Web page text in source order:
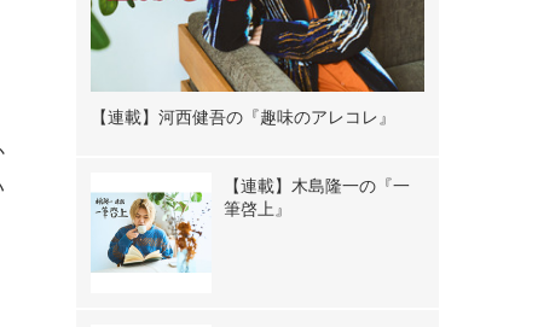
【連載】河西健吾の『趣味のアレコレ』
【連載】木島隆一の『一
筆啓上』